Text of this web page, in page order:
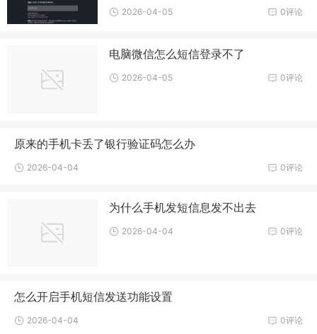
0评论
2026-04-05
电脑微信怎么短信登录不了
0评论
2026-04-05
原来的手机卡丢了银行验证码怎么办
0评论
2026-04-04
为什么手机发短信息发不出去
0评论
2026-04-04
怎么开启手机短信发送功能设置
0评论
2026-04-04